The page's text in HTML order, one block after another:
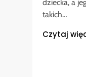
dziecka, a
takich…
Czytaj